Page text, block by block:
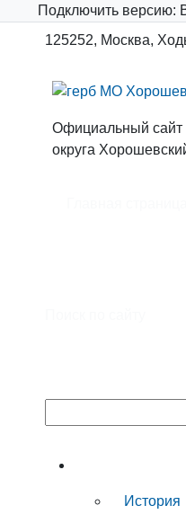
Подключить версию:
125252, Москва,
Официальный сайт
округа
История